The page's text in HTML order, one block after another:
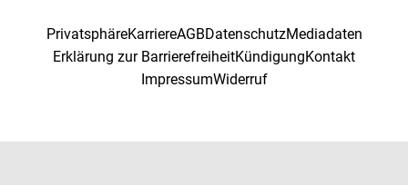
PrivatsphäreKarriereAGBDatenschutzMediadaten
Erklärung zur BarrierefreiheitKündigungKontakt
ImpressumWiderruf